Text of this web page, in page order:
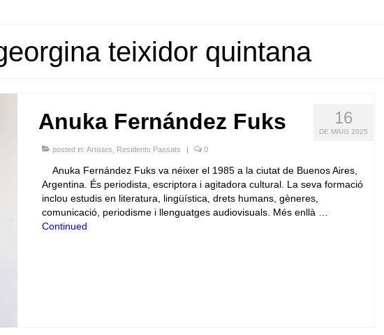
teixidor quintana
16
DE MAIG 2025
Anuka Fernández Fuks
posted in: Artistes Residents Passats 0
Anuka Fernández Fuks va néixer el 1985 a la ciutat de Buenos Aires,
Argentina. És periodista, escriptora i agitadora cultural. La seva formació
inclou estudis en literatura, lingüística, drets humans, gèneres,
comunicació, periodisme i llenguatges audiovisuals. Més enllà …
Continued